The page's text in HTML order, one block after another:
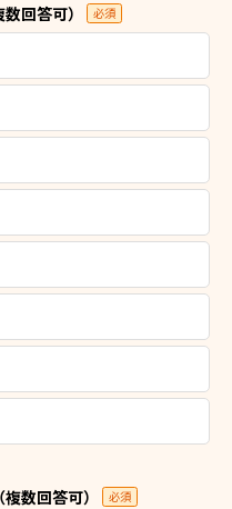
回答可） 必須
数回答可） 必須